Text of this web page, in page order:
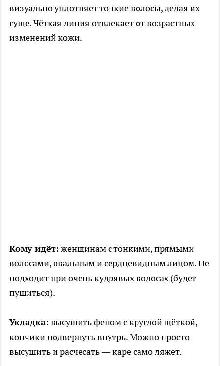
визуально уплотняет тонкие волосы, делая их
гуще. Чёткая линия отвлекает от возрастных
изменений кожи.
Кому идёт: женщинам с тонкими, прямыми
волосами, овальным и сердцевидным лицом. Не
подходит при очень кудрявых волосах (будет
пушиться).
Укладка: высушить феном с круглой щёткой,
кончики подвернуть внутрь. Можно просто
высушить и расчесать — каре само ляжет.